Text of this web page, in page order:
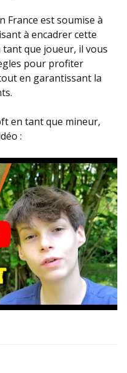
France est soumise à
à encadrer cette
que joueur, il vous
pour profiter
en garantissant la
en tant que mineur,
: